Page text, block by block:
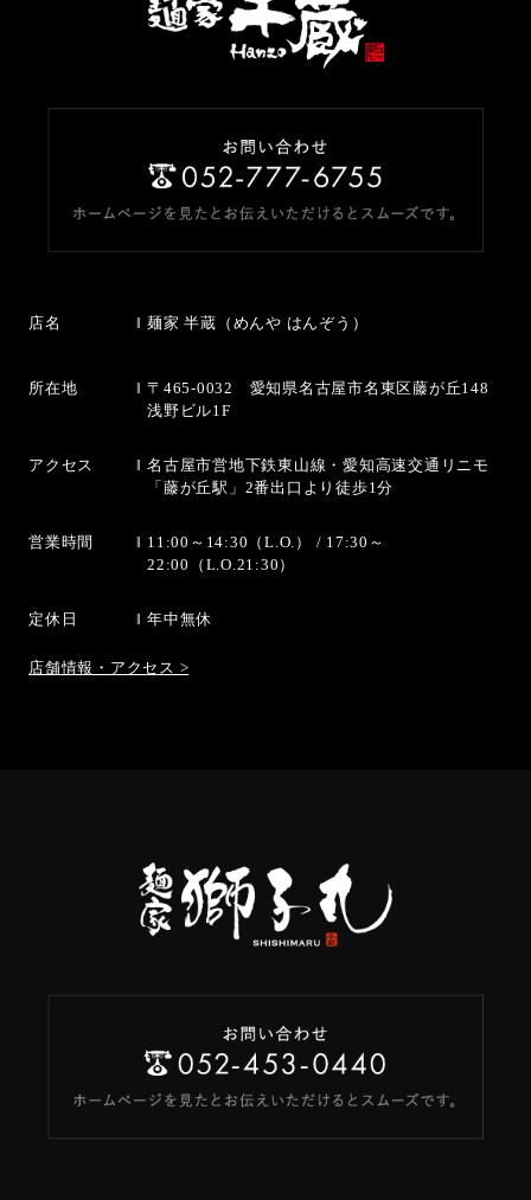
店名 麺家 半蔵（めんや はんぞう）
所在地
〒465-0032 愛知県名古屋市名東区藤が丘148
浅野ビル1F
アクセス
名古屋市営地下鉄東山線・愛知高速交通リニモ
「藤が丘駅」2番出口より徒歩1分
営業時間
11:00～14:30（L.O.） / 17:30～
22:00（L.O.21:30）
定休日 年中無休
店舗情報・アクセス >